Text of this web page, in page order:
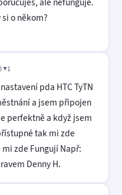
o někom?
▼1
pda HTC TyTN
a jsem připojen
perfektně a když jsem
tak mi zde
zde Fungují Např:
Denny H.